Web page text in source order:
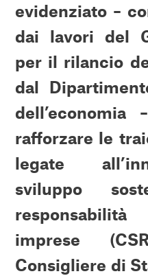
evidenziato –
dai lavori del
per il rilancio
dal
rafforzare le
legate
sviluppo
imprese
Consigliere di